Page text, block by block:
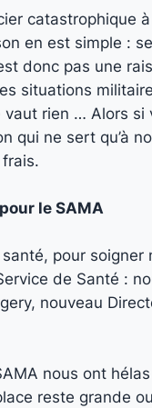
catastrophique
en est simple :
donc pas une
situations
rien … Alors si
qui ne sert qu’à
le SAMA
pour
de Santé :
nouveau
nous ont
reste grande